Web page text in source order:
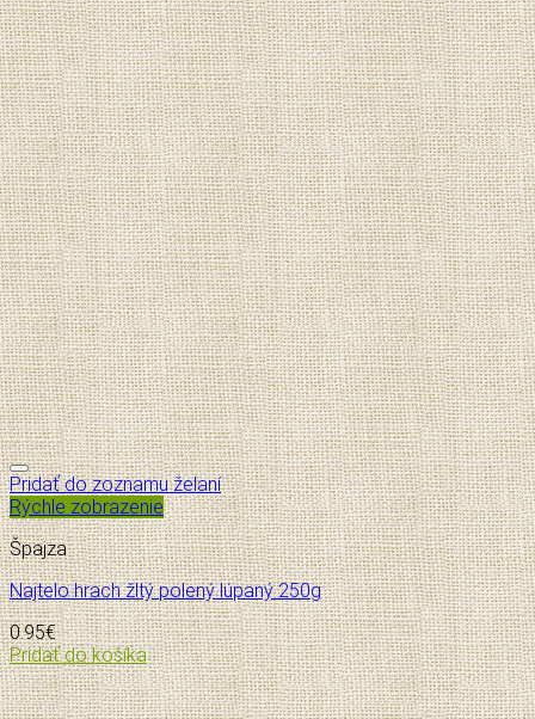
Pridať do zoznamu želaní
Rýchle zobrazenie
Špajza
Najtelo hrach žltý polený lúpaný 250g
0.95€
Pridať do košíka